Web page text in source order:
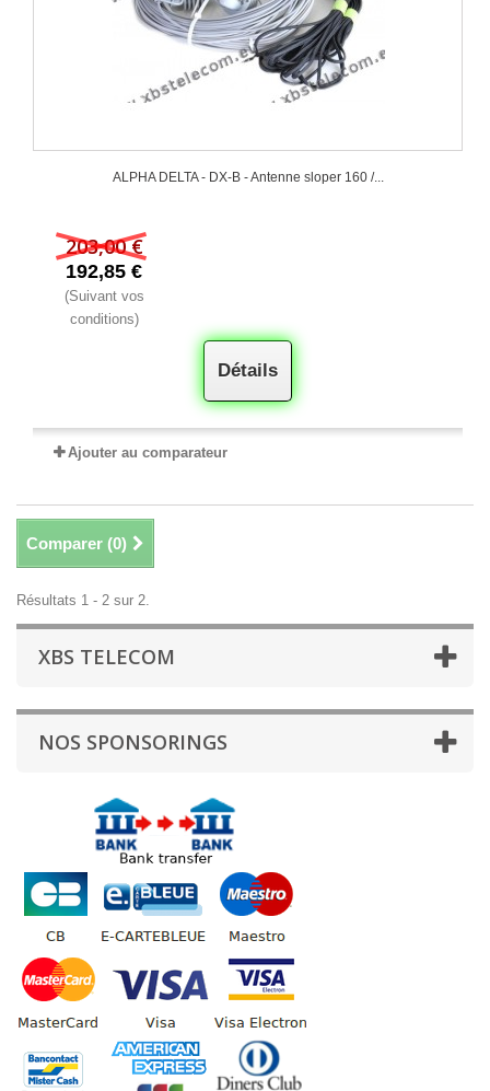
ALPHA DELTA - DX-B - Antenne sloper 160 /...
203,00 €
192,85 €
(Suivant vos
conditions)
Détails
Ajouter au comparateur
Comparer (0)
Résultats 1 - 2 sur 2.
XBS TELECOM
NOS SPONSORINGS